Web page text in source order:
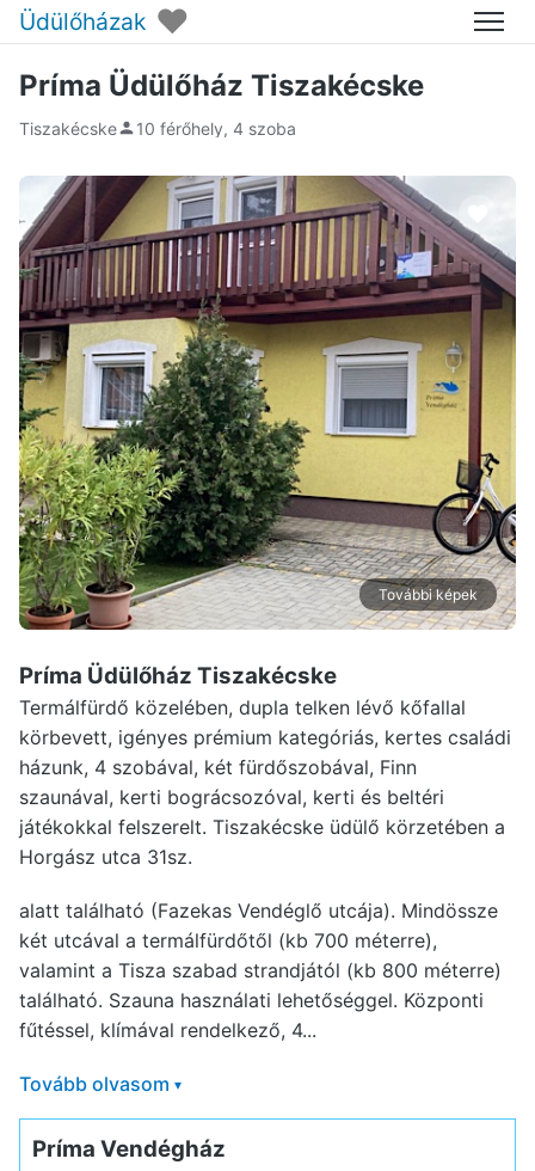
Üdülőházak ♥ Menü
Príma Üdülőház Tiszakécske
Tiszakécske 10 férőhely, 4 szoba
További képek
Príma Üdülőház Tiszakécske
Termálfürdő közelében, dupla telken lévő kőfallal
körbevett, igényes prémium kategóriás, kertes családi
házunk, 4 szobával, két fürdőszobával, Finn
szaunával, kerti bográcsozóval, kerti és beltéri
játékokkal felszerelt. Tiszakécske üdülő körzetében a
Horgász utca 31sz.
alatt található (Fazekas Vendéglő utcája). Mindössze
két utcával a termálfürdőtől (kb 700 méterre),
valamint a Tisza szabad strandjától (kb 800 méterre)
található. Szauna használati lehetőséggel. Központi
fűtéssel, klímával rendelkező, 4...
Tovább olvasom ▾
Príma Vendégház